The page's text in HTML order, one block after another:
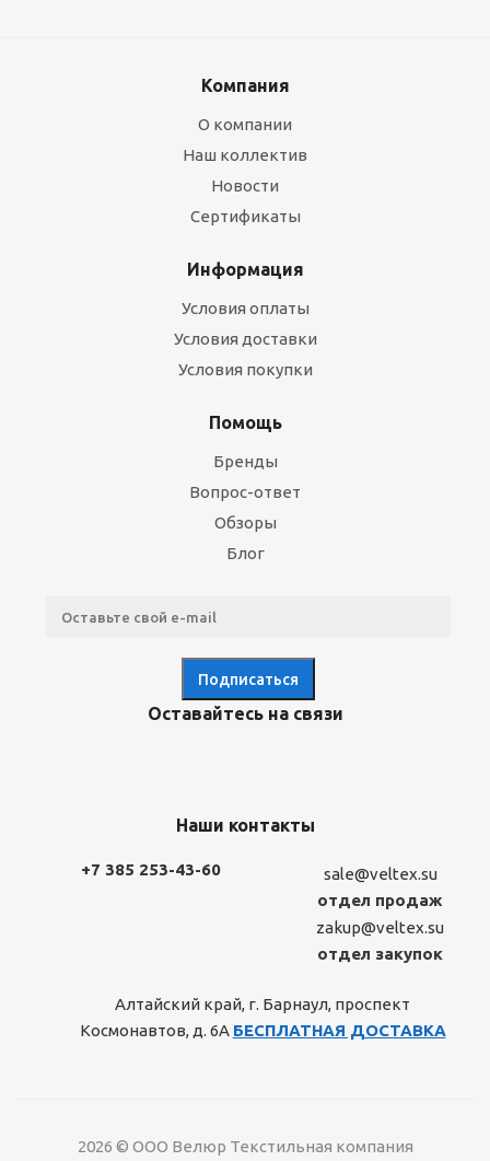
Компания
О компании
Наш коллектив
Новости
Сертификаты
Информация
Условия оплаты
Условия доставки
Условия покупки
Помощь
Бренды
Вопрос-ответ
Обзоры
Блог
Оставайтесь на связи
Наши контакты
+7 385 253-43-60
sale@veltex.su
отдел продаж
zakup@veltex.su
отдел закупок
Алтайский край, г. Барнаул, проспект
Космонавтов, д. 6А БЕСПЛАТНАЯ ДОСТАВКА
2026 © ООО Велюр Текстильная компания